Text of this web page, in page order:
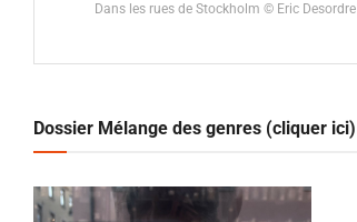
Dans les rues de Stockholm © Eric Desordre
Dossier Mélange des genres (cliquer ici)